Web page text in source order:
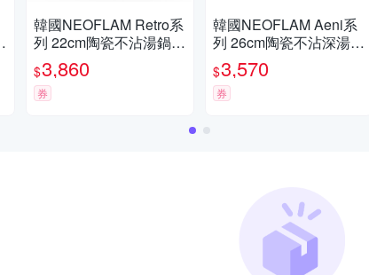
韓國NEOFLAM Retro系
列 22cm陶瓷不沾湯鍋
+陶瓷塗層鍋蓋
$3,860
券
韓國NEOFLAM Aeni系
列 26cm陶瓷不沾深湯鍋
+陶瓷塗層鍋蓋
$3,570
券